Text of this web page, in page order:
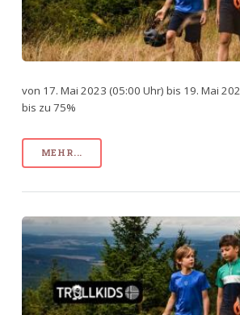
von 17. Mai 2023 (05:00 Uhr) bis 19. Mai
bis zu 75%
MEHR...